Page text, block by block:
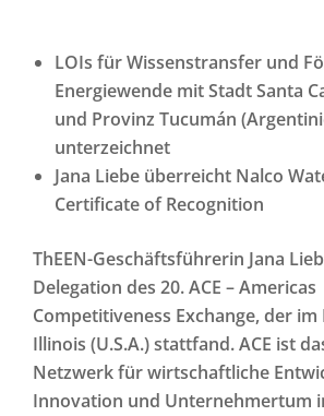
LOIs für Wissenstransfer und
Energiewende mit Stadt Santa
und Provinz Tucumán
unterzeichnet
Jana Liebe überreicht Nalco
Certificate of Recognition
ThEEN-Geschäftsführerin Jana
Delegation des 20. ACE – Americas
Competitiveness Exchange, der
Illinois (U.S.A.) stattfand. ACE ist
Netzwerk für wirtschaftliche
Innovation und Unternehmertum